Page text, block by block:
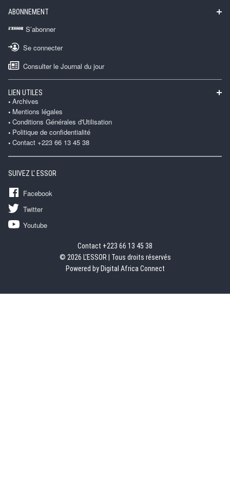
ABONNEMENT
S’abonner
Se connecter
Consulter le Journal du jour
LIEN UTILES
Archives
Mentions légales
Conditions Générales d'Utilisation
Politique de confidentialité
Contact +223 66 13 45 38
SUIVEZ L' ESSOR
Facebook
Twitter
Youtube
Contact +223 66 13 45 38
© 2026 L'ESSOR | Tous droits réservés
Powered by Digital Africa Connect